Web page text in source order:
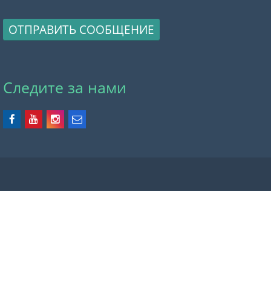
ОТПРАВИТЬ СООБЩЕНИЕ
Следите за нами